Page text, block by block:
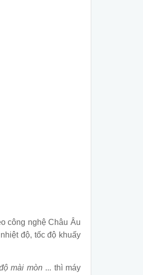
công nghệ Châu Âu
độ, tốc độ khuấy
mài mòn ... thì máy